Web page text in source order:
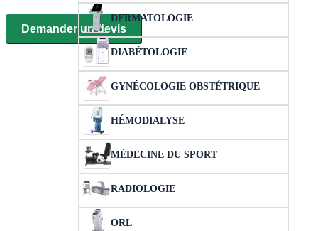
DERMATOLOGIE
DIABÉTOLOGIE
GYNÉCOLOGIE OBSTÉTRIQUE
HÉMODIALYSE
MÉDECINE DU SPORT
RADIOLOGIE
ORL
Demander un devis